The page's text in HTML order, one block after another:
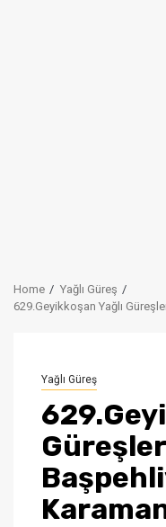
Home
Yağlı Güreş
629.Geyikkoşan Yağlı
Yağlı Güreş